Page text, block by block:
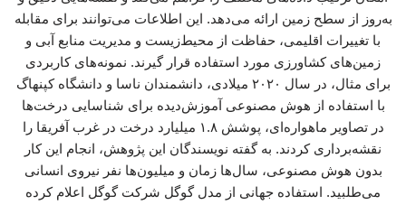
به‌روز از سطح زمین ارائه می‌دهد. این اطلاعات می‌توانند برای مقابله
با تغییرات اقلیمی، حفاظت از محیط‌زیست و مدیریت منابع آبی و
زمین‌های کشاورزی مورد استفاده قرار گیرند. نمونه‌های کاربردی
برای مثال، در سال ۲۰۲۰ میلادی، دانشمندان ناسا و دانشگاه کپنهاگ
با استفاده از هوش مصنوعی آموزش‌دیده برای شناسایی درخت‌ها
در تصاویر ماهواره‌ای، پوشش ۱.۸ میلیارد درخت در غرب آفریقا را
نقشه‌برداری کردند. به گفته نویسندگان این پژوهش، انجام این کار
بدون هوش مصنوعی، سال‌ها زمان و میلیون‌ها نفر نیروی انسانی
می‌طلبید. استفاده جهانی از مدل گوگل شرکت گوگل اعلام کرده